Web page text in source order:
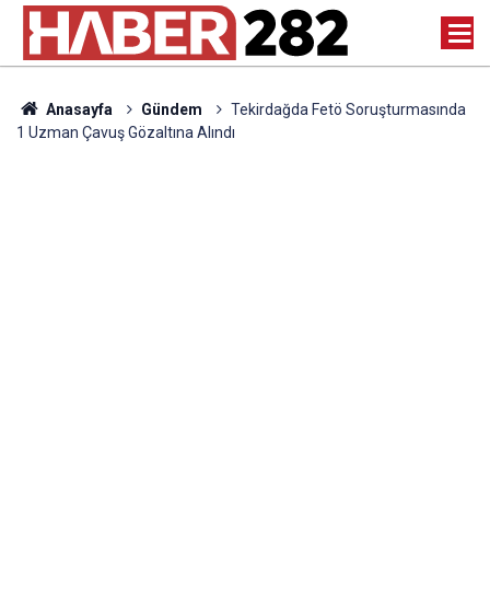
Anasayfa Gündem
Tekirdağda Fetö Soruşturmasında
1 Uzman Çavuş Gözaltına Alındı